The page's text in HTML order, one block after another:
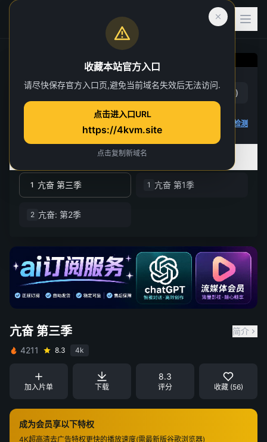
亢奋 第三季
第 1 集
赞 ( 21) 踩 )
播放检测
1 亢奋 第三季 1 亢奋 第1季
2 亢奋: 第2季
亢奋 第三季
简介
4211
8.3 4k
加入片单 下载
8.3
评分 收藏 (56)
成为会员享以下特权
4K超高清去广告特权更快的播放速度(需最新版谷歌浏览器)
收藏本站官方入口
请尽快保存官方入口页,避免当前域名失效后无法访问.
点击进入口URL
https://4kvm.site
点击复制新域名